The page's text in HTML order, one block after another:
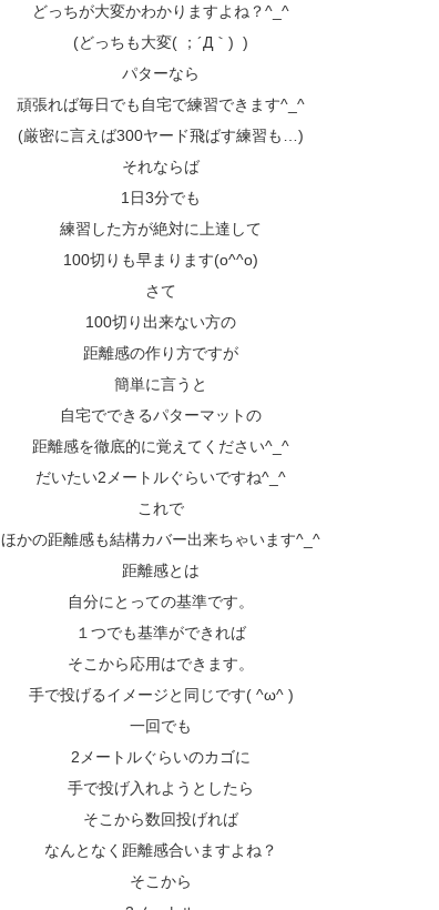
どっちが大変かわかりますよね？^_^
(どっちも大変( ；´Д｀) )
パターなら
頑張れば毎日でも自宅で練習できます^_^
(厳密に言えば300ヤード飛ばす練習も…)
それならば
1日3分でも
練習した方が絶対に上達して
100切りも早まります(o^^o)
さて
100切り出来ない方の
距離感の作り方ですが
簡単に言うと
自宅でできるパターマットの
距離感を徹底的に覚えてください^_^
だいたい2メートルぐらいですね^_^
これで
ほかの距離感も結構カバー出来ちゃいます^_^
距離感とは
自分にとっての基準です。
１つでも基準ができれば
そこから応用はできます。
手で投げるイメージと同じです( ^ω^ )
一回でも
2メートルぐらいのカゴに
手で投げ入れようとしたら
そこから数回投げれば
なんとなく距離感合いますよね？
そこから